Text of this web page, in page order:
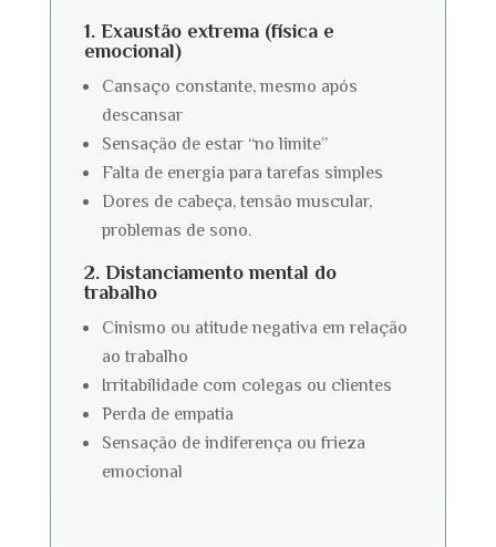
1. Exaustão extrema (física e
emocional)
Cansaço constante, mesmo após
descansar
Sensação de estar “no limite”
Falta de energia para tarefas simples
Dores de cabeça, tensão muscular,
problemas de sono.
2. Distanciamento mental do
trabalho
Cinismo ou atitude negativa em relação
ao trabalho
Irritabilidade com colegas ou clientes
Perda de empatia
Sensação de indiferença ou frieza
emocional